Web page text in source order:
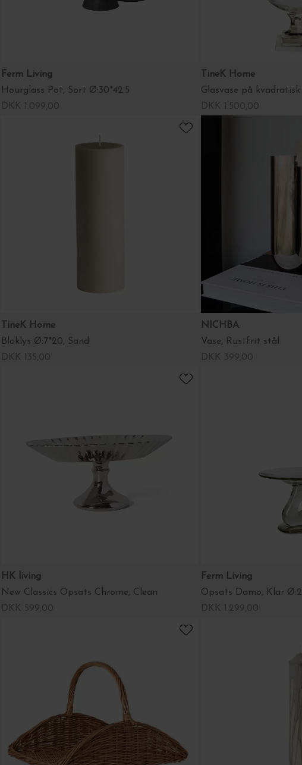
Ferm Living
Hourglass Pot, Sort Ø:30*42.5
TineK Home
TineK Home
Bloklys Ø:7*20, Sand
NICHBA
Vase, Rustfrit stål
HK living
New Classics Opsats Chrome, Clean
Ferm Living
Opsats Damo, Klar Ø:21